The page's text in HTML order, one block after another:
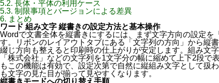
5.2. 長体・平体の利用ケース
5.3. 制限事項とバージョンによる差異
6. まとめ
ワード 組み文字 縦書きの設定方法と基本操作
Wordで文書全体を縦書きにするには、まず文字方向の設定を
す。リボンのレイアウトタブにある「文字列の方向」から縦
綴じ方向も整えると印刷時の仕上がりが安定します。組み文
「株式会社」などの文字列を1文字分の幅に縮めて上下2段で
もこの機能は有効で、設定次第で自然に縦組み文字として扱
も文字の見た目が揃って見やすくなります。
縦書きモードへの切り替え手順